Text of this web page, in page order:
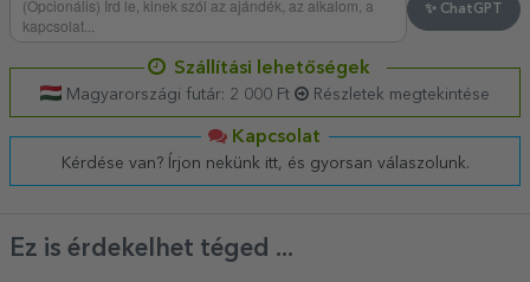
✨ ChatGPT
Szállítási lehetőségek
Magyarországi futár: 2 000 Ft Részletek megtekintése
Kapcsolat
Kérdése van? Írjon nekünk itt, és gyorsan válaszolunk.
Ez is érdekelhet téged ...